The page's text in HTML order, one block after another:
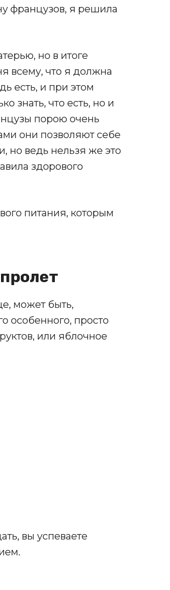
французов, я решила
но в итоге
всему, что я должна
есть, и при этом
знать, что есть, но и
порою очень
они позволяют себе
ведь нельзя же это
здорового
питания, которым
может быть,
особенного, просто
или яблочное
вы успеваете